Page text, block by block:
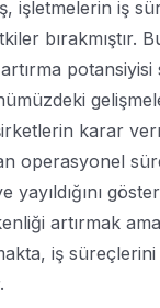
işletmelerin iş
bırakmıştır.
karar
operasyonel
yayıldığını
artırmak
iş